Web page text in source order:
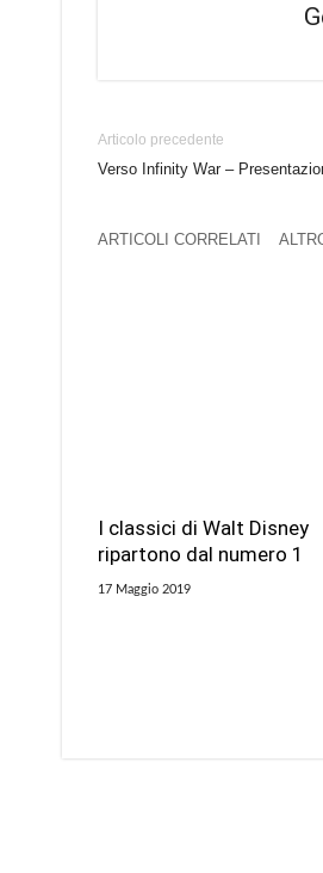
Articolo precedente
Verso Infinity War –
ARTICOLI CORRELATI
I classici di Walt Disney
ripartono dal numero 1
17 Maggio 2019